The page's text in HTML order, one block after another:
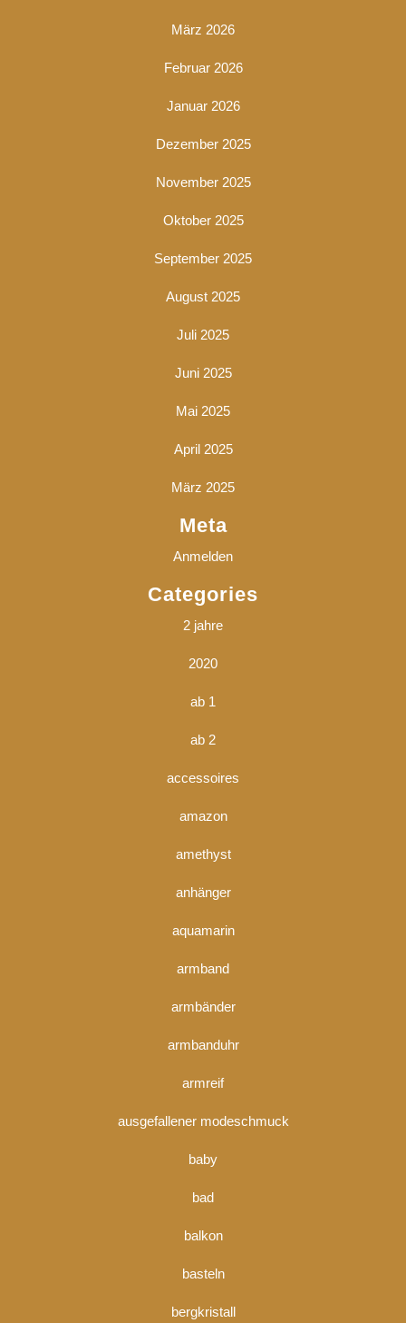
März 2026
Februar 2026
Januar 2026
Dezember 2025
November 2025
Oktober 2025
September 2025
August 2025
Juli 2025
Juni 2025
Mai 2025
April 2025
März 2025
Meta
Anmelden
Categories
2 jahre
2020
ab 1
ab 2
accessoires
amazon
amethyst
anhänger
aquamarin
armband
armbänder
armbanduhr
armreif
ausgefallener modeschmuck
baby
bad
balkon
basteln
bergkristall